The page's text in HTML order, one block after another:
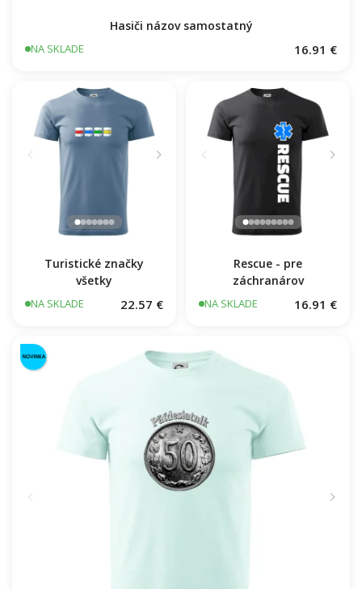
Hasiči názov samostatný
NA SKLADE 16.91 €
Turistické značky
všetky
NA SKLADE 22.57 €
Rescue - pre
záchranárov
NA SKLADE 16.91 €